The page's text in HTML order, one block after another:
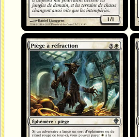
Piège à réfraction